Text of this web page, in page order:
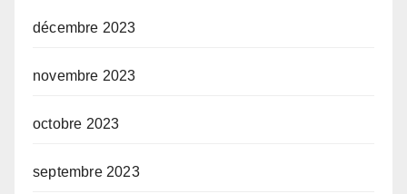
décembre 2023
novembre 2023
octobre 2023
septembre 2023